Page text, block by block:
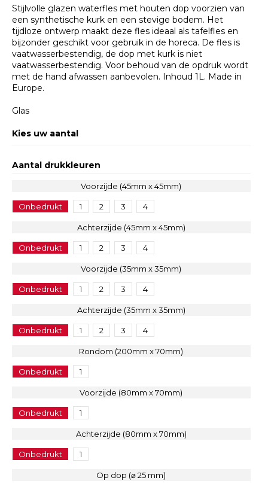
Stijlvolle glazen waterfles met houten dop voorzien van
een synthetische kurk en een stevige bodem. Het
tijdloze ontwerp maakt deze fles ideaal als tafelfles en
bijzonder geschikt voor gebruik in de horeca. De fles is
vaatwasserbestendig, de dop met kurk is niet
vaatwasserbestendig. Voor behoud van de opdruk wordt
met de hand afwassen aanbevolen. Inhoud 1L. Made in
Europe.
Glas
Kies uw aantal
Aantal drukkleuren
Voorzijde (45mm x 45mm)
Onbedrukt 1 2 3 4
Achterzijde (45mm x 45mm)
Onbedrukt 1 2 3 4
Voorzijde (35mm x 35mm)
Onbedrukt 1 2 3 4
Achterzijde (35mm x 35mm)
Onbedrukt 1 2 3 4
Rondom (200mm x 70mm)
Onbedrukt 1
Voorzijde (80mm x 70mm)
Onbedrukt 1
Achterzijde (80mm x 70mm)
Onbedrukt 1
Op dop (⌀ 25 mm)